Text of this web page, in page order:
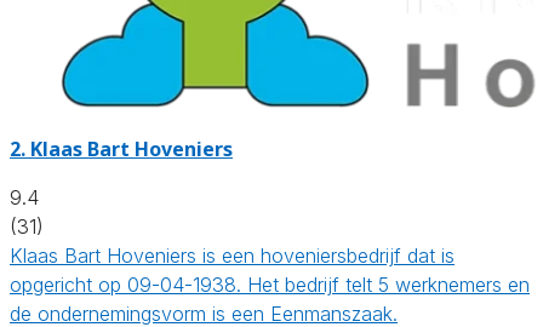
2. Klaas Bart Hoveniers
9.4
(31)
Klaas Bart Hoveniers is een hoveniersbedrijf dat is
opgericht op 09-04-1938. Het bedrijf telt 5 werknemers en
de ondernemingsvorm is een Eenmanszaak.